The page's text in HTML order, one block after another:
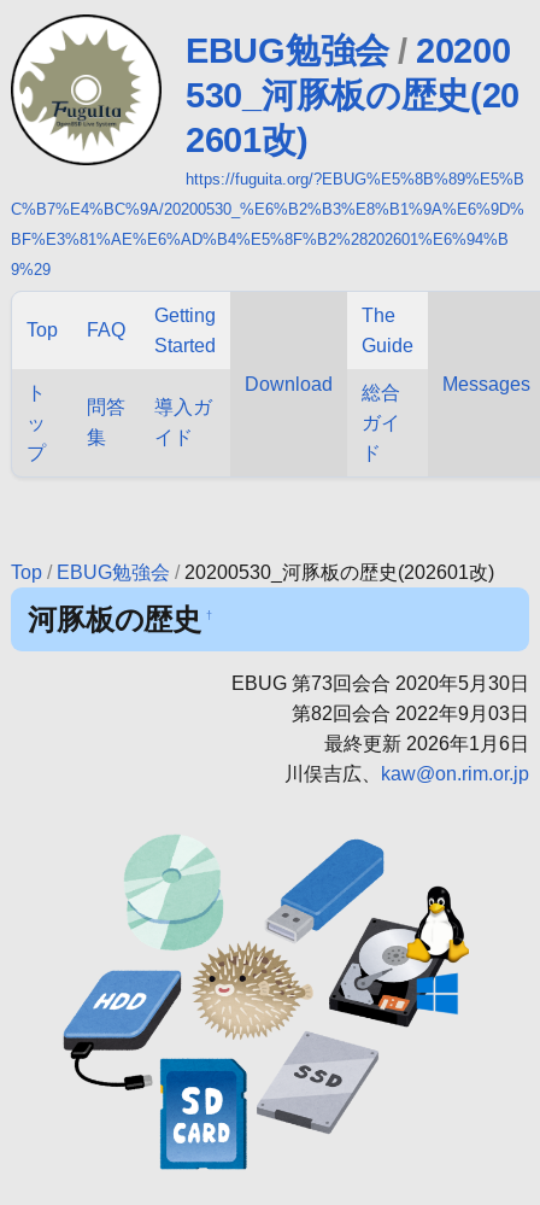
EBUG勉強会 / 20200
530_河豚板の歴史(20
2601改)
https://fuguita.org/?EBUG%E5%8B%89%E5%B
C%B7%E4%BC%9A/20200530_%E6%B2%B3%E8%B1%9A%E6%9D%
BF%E3%81%AE%E6%AD%B4%E5%8F%B2%28202601%E6%94%B
9%29
Top FAQ
Getting
Started
Download
The
Guide
Messages
ト
ッ
プ
問答
集
導入ガ
イド
総合
ガイ
ド
Top / EBUG勉強会 / 20200530_河豚板の歴史(202601改)
河豚板の歴史 †
EBUG 第73回会合 2020年5月30日
第82回会合 2022年9月03日
最終更新 2026年1月6日
川俣吉広、
kaw@on.rim.or.jp